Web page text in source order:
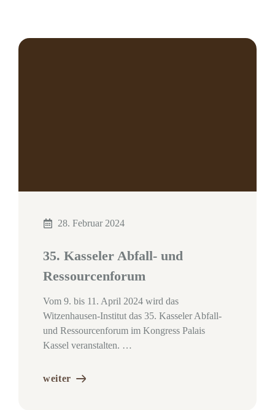
28. Februar 2024
35. Kasseler Abfall- und
Ressourcenforum
Vom 9. bis 11. April 2024 wird das
Witzenhausen-Institut das 35. Kasseler Abfall-
und Ressourcenforum im Kongress Palais
Kassel veranstalten. …
weiter